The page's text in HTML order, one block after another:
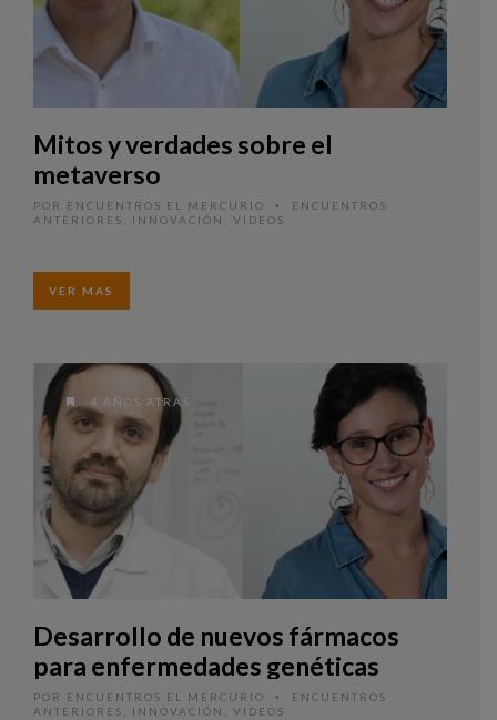
Mitos y verdades sobre el
metaverso
POR ENCUENTROS EL MERCURIO •
ENCUENTROS
ANTERIORES
INNOVACIÓN VIDEOS
VER MAS
4 AÑOS ATRAS
Desarrollo de nuevos fármacos
para enfermedades genéticas
POR ENCUENTROS EL MERCURIO •
ENCUENTROS
ANTERIORES
INNOVACIÓN VIDEOS